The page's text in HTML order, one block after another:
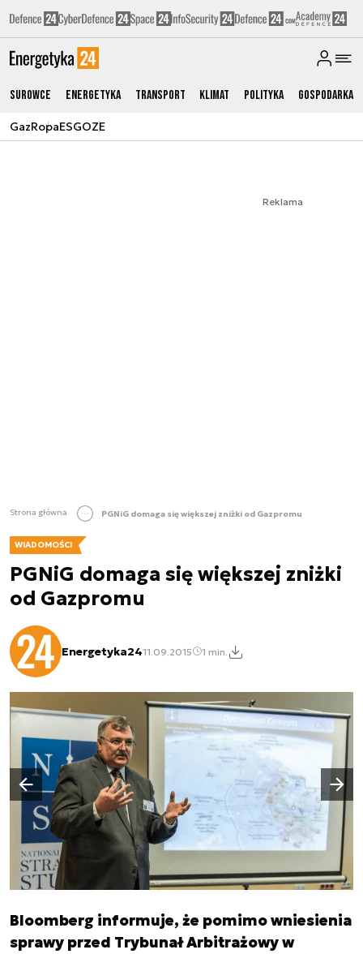
Surowce Energetyka Transport Klimat Polityka Gospodarka
GazRopaESGOZE
Reklama
Strona główna PGNiG domaga się większej zniżki od Gazpromu
WIADOMOŚCI
PGNiG domaga się większej zniżki
od Gazpromu
Energetyka2411.09.2015 1 min.
Poprzedni slajd
Następny slajd
Bloomberg informuje, że pomimo wniesienia
sprawy przed Trybunał Arbitrażowy w